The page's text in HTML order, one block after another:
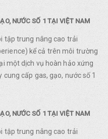
NƯỚC SỐ 1 TẠI VIỆT NAM
tập trung nâng cao trải
kể cả trên môi trường
một dịch vụ hoàn hảo xứng
cấp gas, gạo, nước số 1
NƯỚC SỐ 1 TẠI VIỆT NAM
tập trung nâng cao trải